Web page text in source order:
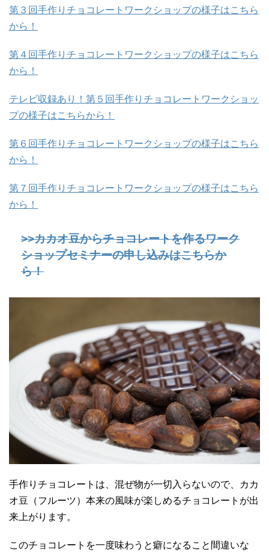
第３回手作りチョコレートワークショップの様子はこちら
から！
第４回手作りチョコレートワークショップの様子はこちら
から！
テレビ収録あり！第５回手作りチョコレートワークショッ
プの様子はこちらから！
第６回手作りチョコレートワークショップの様子はこちら
から！
第７回手作りチョコレートワークショップの様子はこちら
から！
>>カカオ豆からチョコレートを作るワーク
ショップセミナーの申し込みはこちらか
ら！
手作りチョコレートは、混ぜ物が一切入らないので、カカ
オ豆（フルーツ）本来の風味が楽しめるチョコレートが出
来上がります。
このチョコレートを一度味わうと癖になること間違いな